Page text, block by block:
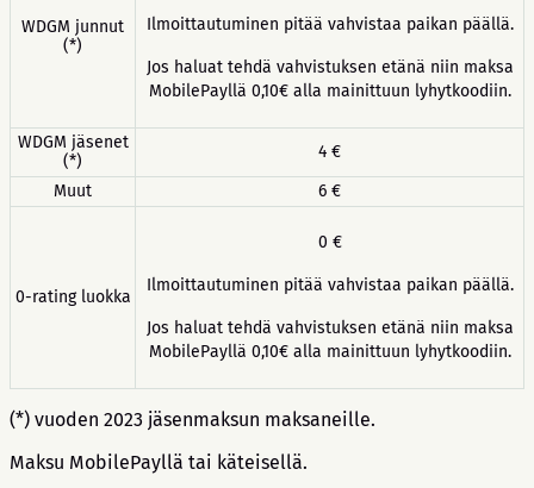
WDGM junnut
(*)
Ilmoittautuminen pitää vahvistaa paikan päällä.
Jos haluat tehdä vahvistuksen etänä niin maksa
MobilePayllä 0,10€ alla mainittuun lyhytkoodiin.
WDGM jäsenet
(*)
4 €
Muut
6 €
0-rating luokka
0 €
Ilmoittautuminen pitää vahvistaa paikan päällä.
Jos haluat tehdä vahvistuksen etänä niin maksa
MobilePayllä 0,10€ alla mainittuun lyhytkoodiin.
(*) vuoden 2023 jäsenmaksun maksaneille.
Maksu MobilePayllä tai käteisellä.